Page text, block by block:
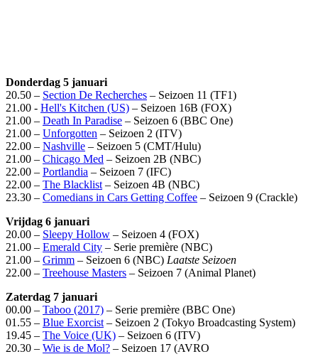
Donderdag 5 januari
20.50 – Section De Recherches – Seizoen 11 (TF1)
21.00 - Hell's Kitchen (US) – Seizoen 16B (FOX)
21.00 – Death In Paradise – Seizoen 6 (BBC One)
21.00 – Unforgotten – Seizoen 2 (ITV)
22.00 – Nashville – Seizoen 5 (CMT/Hulu)
21.00 – Chicago Med – Seizoen 2B (NBC)
22.00 – Portlandia – Seizoen 7 (IFC)
22.00 – The Blacklist – Seizoen 4B (NBC)
23.30 – Comedians in Cars Getting Coffee – Seizoen 9 (Crackle)
Vrijdag 6 januari
20.00 – Sleepy Hollow – Seizoen 4 (FOX)
21.00 – Emerald City – Serie première (NBC)
21.00 – Grimm – Seizoen 6 (NBC) Laatste Seizoen
22.00 – Treehouse Masters – Seizoen 7 (Animal Planet)
Zaterdag 7 januari
00.00 – Taboo (2017) – Serie première (BBC One)
01.55 – Blue Exorcist – Seizoen 2 (Tokyo Broadcasting System)
19.45 – The Voice (UK) – Seizoen 6 (ITV)
20.30 – Wie is de Mol? – Seizoen 17 (AVRO